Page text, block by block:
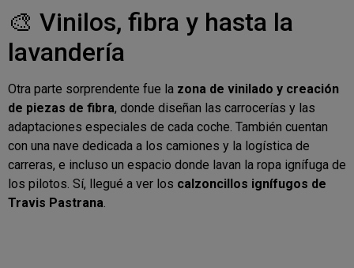
🎨 Vinilos, fibra y hasta la
lavandería
Otra parte sorprendente fue la zona de vinilado y creación
de piezas de fibra, donde diseñan las carrocerías y las
adaptaciones especiales de cada coche. También cuentan
con una nave dedicada a los camiones y la logística de
carreras, e incluso un espacio donde lavan la ropa ignífuga de
los pilotos. Sí, llegué a ver los calzoncillos ignífugos de
Travis Pastrana